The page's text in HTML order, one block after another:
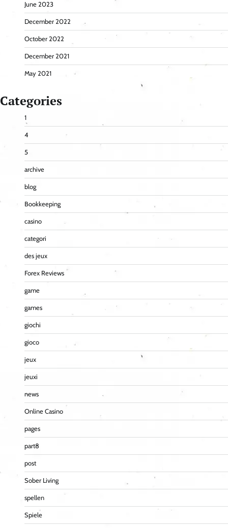
June 2023
December 2022
October 2022
December 2021
May 2021
Categories
1
4
5
archive
blog
Bookkeeping
casino
categori
des jeux
Forex Reviews
game
games
giochi
gioco
jeux
jeuxi
news
Online Casino
pages
part8
post
Sober Living
spellen
Spiele